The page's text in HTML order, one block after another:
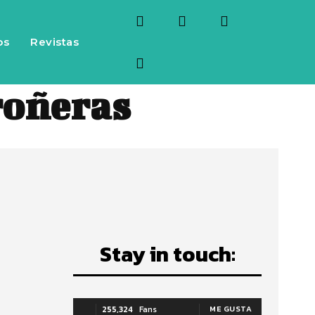
Revistas
Stay in touch:
255,324 Fans ME GUSTA